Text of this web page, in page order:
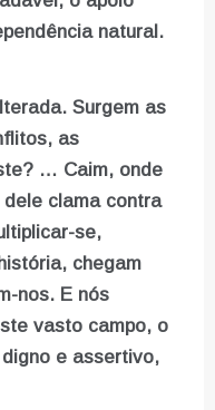
natural.
Surgem as
as
… Caim, onde
clama contra
se,
chegam
nos. E nós
vasto campo, o
e assertivo,